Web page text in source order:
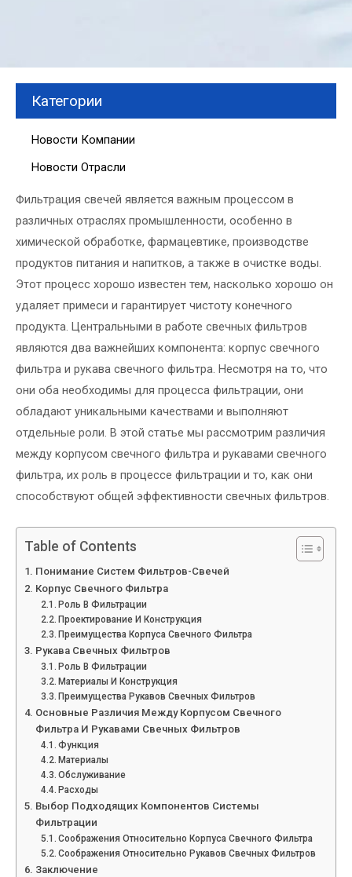
Категории
Новости Компании
Новости Отрасли
Фильтрация свечей является важным процессом в
различных отраслях промышленности, особенно в
химической обработке, фармацевтике, производстве
продуктов питания и напитков, а также в очистке воды.
Этот процесс хорошо известен тем, насколько хорошо он
удаляет примеси и гарантирует чистоту конечного
продукта. Центральными в работе свечных фильтров
являются два важнейших компонента: корпус свечного
фильтра и рукава свечного фильтра. Несмотря на то, что
они оба необходимы для процесса фильтрации, они
обладают уникальными качествами и выполняют
отдельные роли. В этой статье мы рассмотрим различия
между корпусом свечного фильтра и рукавами свечного
фильтра, их роль в процессе фильтрации и то, как они
способствуют общей эффективности свечных фильтров.
Table of Contents
Понимание Систем Фильтров-Свечей
Корпус Свечного Фильтра
Роль В Фильтрации
Проектирование И Конструкция
Преимущества Корпуса Свечного Фильтра
Рукава Свечных Фильтров
Роль В Фильтрации
Материалы И Конструкция
Преимущества Рукавов Свечных Фильтров
Основные Различия Между Корпусом Свечного
Фильтра И Рукавами Свечных Фильтров
Функция
Материалы
Обслуживание
Расходы
Выбор Подходящих Компонентов Системы
Фильтрации
Соображения Относительно Корпуса Свечного Фильтра
Соображения Относительно Рукавов Свечных Фильтров
Заключение